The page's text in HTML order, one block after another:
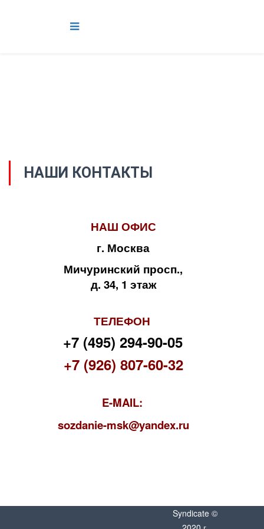
НАШИ КОНТАКТЫ
НАШ ОФИС
г. Москва
Мичуринский просп.,
д. 34, 1 этаж
ТЕЛЕФОН
+7 (495) 294-90-05
+7 (926) 807-60-32
E-MAIL:
sozdanie-msk@yandex.ru
Syndicate ©